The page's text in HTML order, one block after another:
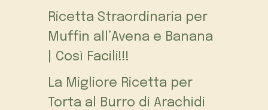
Ricetta Straordinaria per
Muffin all’Avena e Banana
| Così Facili!!!
La Migliore Ricetta per
Torta al Burro di Arachidi